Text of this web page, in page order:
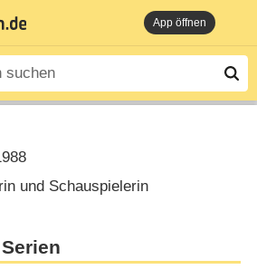
App öffnen
und Schauspielerin